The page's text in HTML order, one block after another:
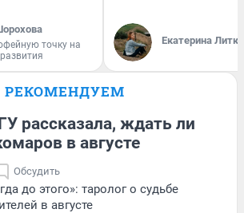
точку на
Екатерина
РЕКОМЕНДУЕМ
рассказала, ждать ли
в августе
Обсудить
до этого»: таролог о судьбе
в августе